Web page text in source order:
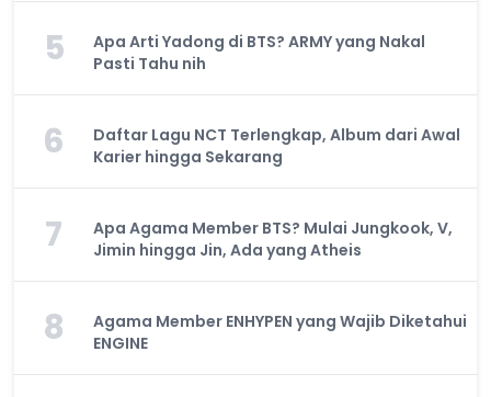
5
Apa Arti Yadong di BTS? ARMY yang Nakal
Pasti Tahu nih
6
Daftar Lagu NCT Terlengkap, Album dari Awal
Karier hingga Sekarang
7
Apa Agama Member BTS? Mulai Jungkook, V,
Jimin hingga Jin, Ada yang Atheis
8
Agama Member ENHYPEN yang Wajib Diketahui
ENGINE